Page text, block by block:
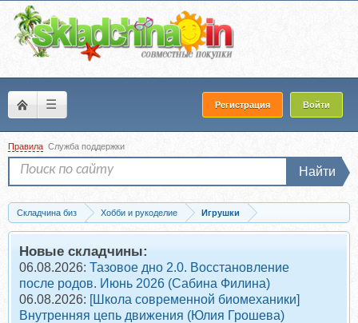
☰ Регистрация Войти
Правила Служба поддержки
Найти
Складчина биз Хобби и рукоделие
Игрушки
Одежда для игрушек
Новые складчины:
06.08.2026: Тазовое дно 2.0. Восстановление
после родов. Июнь 2026 (Сабина Филина)
06.08.2026: [Школа современной биомеханики]
Внутренняя цепь движения (Юлия Грошева)